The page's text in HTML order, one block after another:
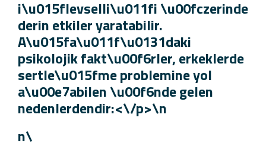
i\u015flevselli\u011fi
derin etkiler yaratabilir.
A\u015fa\u011f\u0131daki
psikolojik fakt\u00f6rler,
sertle\u015fme problemine yol
a\u00e7abilen \u00f6nde gelen
nedenlerdendir:<\/p>\n